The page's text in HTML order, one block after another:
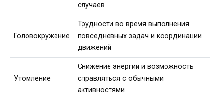
случаев
Головокружение
Трудности во время выполнения
повседневных задач и координации
движений
Утомление
Снижение энергии и возможность
справляться с обычными
активностями